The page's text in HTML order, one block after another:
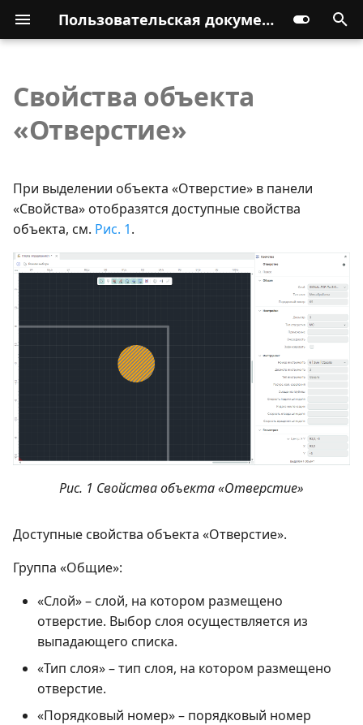
Пользовательская документация
Свойства объекта
«Отверстие»
При выделении объекта «Отверстие» в панели
«Свойства» отобразятся доступные свойства
объекта, см. Рис. 1.
Рис. 1 Свойства объекта «Отверстие»
Доступные свойства объекта «Отверстие».
Группа «Общие»:
«Слой» – слой, на котором размещено
отверстие. Выбор слоя осуществляется из
выпадающего списка.
«Тип слоя» – тип слоя, на котором размещено
отверстие.
«Порядковый номер» – порядковый номер